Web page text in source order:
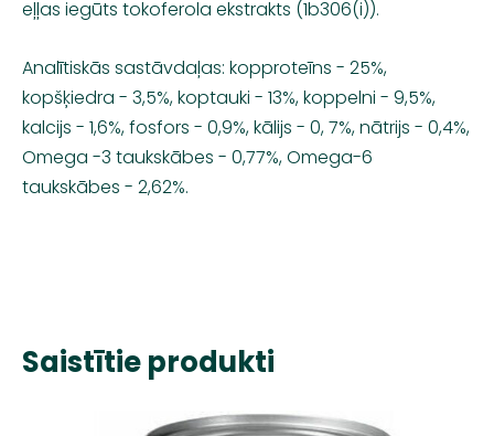
eļļas iegūts tokoferola ekstrakts (1b306(i)).
Analītiskās sastāvdaļas: kopproteīns - 25%,
kopšķiedra - 3,5%, koptauki - 13%, koppelni - 9,5%,
kalcijs - 1,6%, fosfors - 0,9%, kālijs - 0, 7%, nātrijs - 0,4%,
Omega -3 taukskābes - 0,77%, Omega-6
taukskābes - 2,62%.
Saistītie produkti